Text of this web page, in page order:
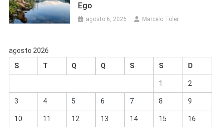
Ego
agosto 6, 2026 Marcelo Toler
agosto 2026
S
T Q Q S S D
1 2
3 4 5 6 7 8 9
10 11 12 13 14 15 16